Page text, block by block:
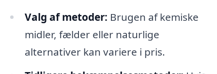
Valg af metoder: Brugen af kemiske
midler, fælder eller naturlige
alternativer kan variere i pris.